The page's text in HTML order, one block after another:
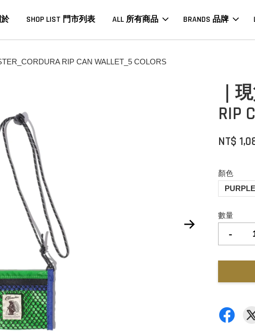
於 SHOP LIST 門市列表 ALL 所有商品 BRANDS 品牌
RIP CAN WALLET_5 COLORS
｜
RIP
NT$
顏色
PURPLE
數量
-